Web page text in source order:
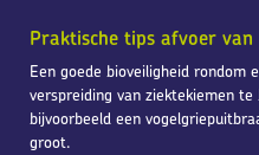
Praktische tips afvoer van
Een goede bioveiligheid rondom
verspreiding van ziektekiemen te
bijvoorbeeld een
groot.